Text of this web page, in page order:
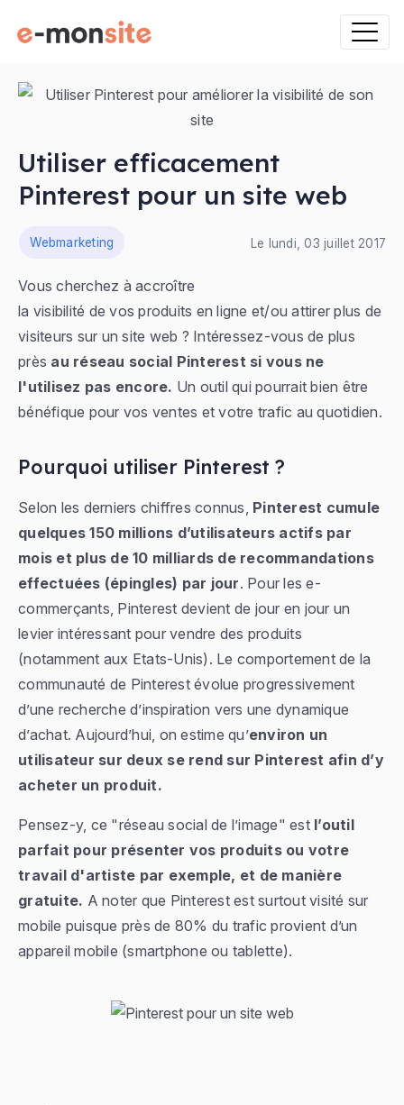
Utiliser efficacement
Pinterest pour un site web
Le lundi, 03 juillet 2017
Webmarketing
Vous cherchez à accroître
la visibilité de vos produits en ligne et/ou attirer plus de
visiteurs sur un site web ? Intéressez-vous de plus
près au réseau social Pinterest si vous ne
l'utilisez pas encore. Un outil qui pourrait bien être
bénéfique pour vos ventes et votre trafic au quotidien.
Pourquoi utiliser Pinterest ?
Selon les derniers chiffres connus, Pinterest cumule
quelques 150 millions d’utilisateurs actifs par
mois et plus de 10 milliards de recommandations
effectuées (épingles) par jour. Pour les e-
commerçants, Pinterest devient de jour en jour un
levier intéressant pour vendre des produits
(notamment aux Etats-Unis). Le comportement de la
communauté de Pinterest évolue progressivement
d’une recherche d’inspiration vers une dynamique
d’achat. Aujourd’hui, on estime qu’environ un
utilisateur sur deux se rend sur Pinterest afin d’y
acheter un produit.
Pensez-y, ce "réseau social de l’image" est l’outil
parfait pour présenter vos produits ou votre
travail d'artiste par exemple, et de manière
gratuite. A noter que Pinterest est surtout visité sur
mobile puisque près de 80% du trafic provient d’un
appareil mobile (smartphone ou tablette).